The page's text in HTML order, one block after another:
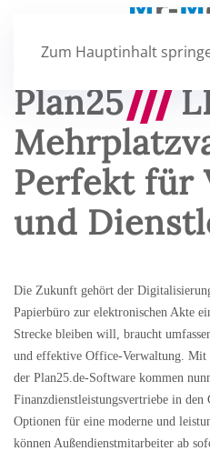
Zum Hauptinhalt
Plan25///
Perfekt für
und
Die Zukunft gehört der
Papierbüro zur elektronischen Akte
Strecke bleiben will, braucht
und effektive Office-Verwaltung. Mit
der Plan25.de-Software kommen
Finanzdienstleistungsvertriebe in
Optionen für eine moderne und
können Außendienstmitarbeiter ab